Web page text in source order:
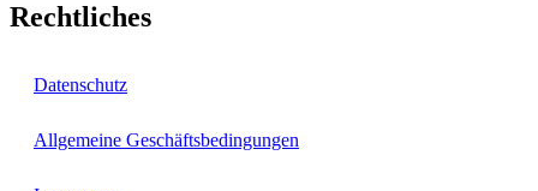
Rechtliches
Datenschutz
Allgemeine Geschäftsbedingungen